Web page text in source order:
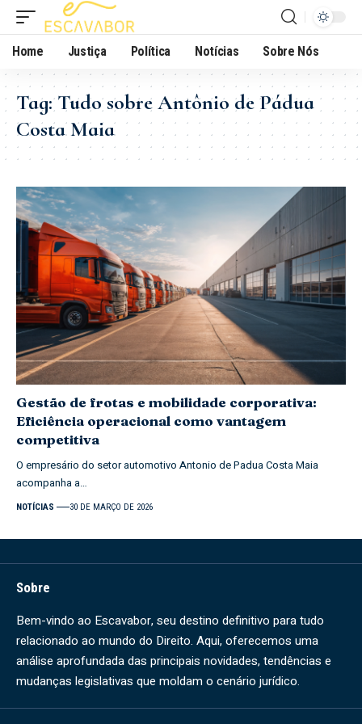
Home Justiça Política Notícias Sobre Nós
Tag:Tudo sobre Antônio de Pádua
Costa Maia
Gestão de frotas e mobilidade corporativa:
Eficiência operacional como vantagem
competitiva
O empresário do setor automotivo Antonio de Padua Costa Maia
acompanha a…
NOTÍCIAS 30 DE MARÇO DE 2026
Sobre
Bem-vindo ao Escavabor, seu destino definitivo para tudo
relacionado ao mundo do Direito. Aqui, oferecemos uma
análise aprofundada das principais novidades, tendências e
mudanças legislativas que moldam o cenário jurídico.